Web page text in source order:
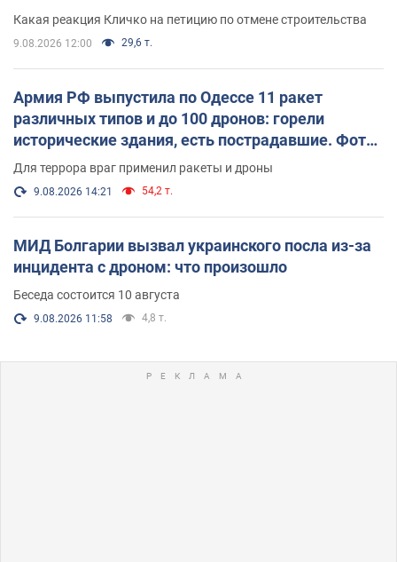
Какая реакция Кличко на петицию по отмене строительства
9.08.2026 12:00 29,6 т.
Армия РФ выпустила по Одессе 11 ракет
различных типов и до 100 дронов: горели
исторические здания, есть пострадавшие. Фото
и видео
Для террора враг применил ракеты и дроны
9.08.2026 14:21 54,2 т.
МИД Болгарии вызвал украинского посла из-за
инцидента с дроном: что произошло
Беседа состоится 10 августа
9.08.2026 11:58 4,8 т.